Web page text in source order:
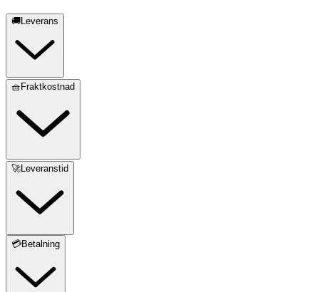
🚚Leverans
🧺Fraktkostnad
🚀Leveranstid
💳Betalning